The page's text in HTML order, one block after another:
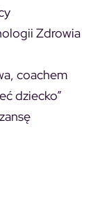
Zdrowia
coachem
dziecko”